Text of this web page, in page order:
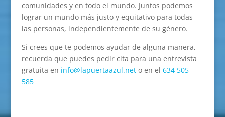
comunidades y en todo el mundo. Juntos podemos
lograr un mundo más justo y equitativo para todas
las personas, independientemente de su género.
Si crees que te podemos ayudar de alguna manera,
recuerda que puedes pedir cita para una entrevista
gratuita en info@lapuertaazul.neto en el 634 505
585